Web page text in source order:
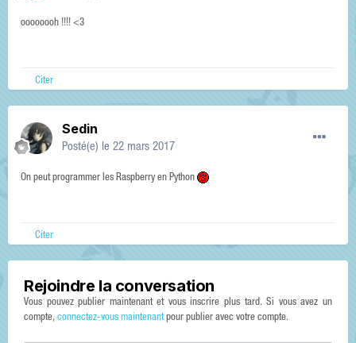
oooooooh !!!! <3
Citer
Sedin
Posté(e) le 22 mars 2017
On peut programmer les Raspberry en Python
Citer
Rejoindre la conversation
Vous pouvez publier maintenant et vous inscrire plus tard. Si vous avez un
compte, connectez-vous maintenantpour publier avec votre compte.